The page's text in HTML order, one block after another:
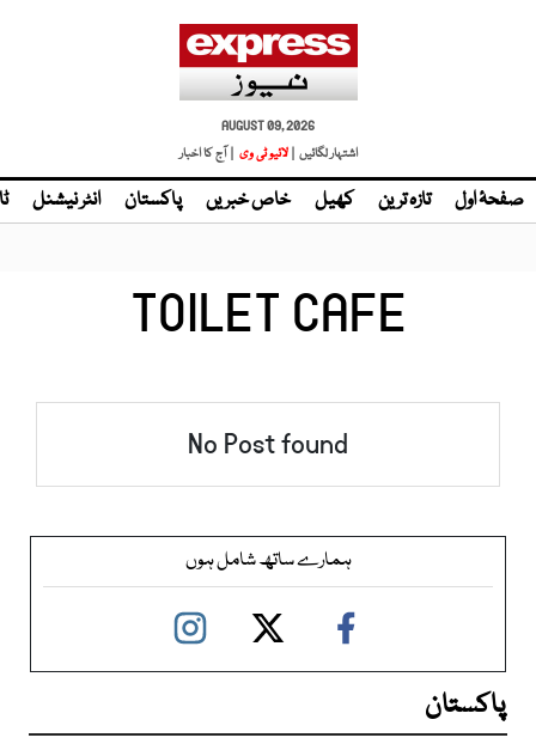
AUGUST 09, 2026
اشتہار لگائیں | لائیو ٹی وی | آج کا اخبار
صفحۂ اول تازہ ترین کھیل خاص خبریں پاکستان انٹر نیشنل
TOILET CAFE
No Post found
ہمارے ساتھ شامل ہوں
پاکستان